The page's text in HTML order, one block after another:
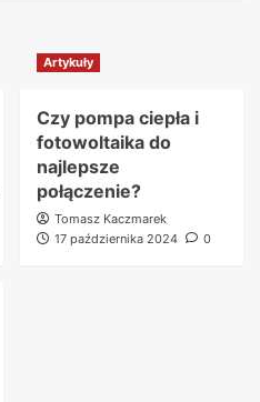
Artykuły
Czy pompa ciepła i
fotowoltaika do
najlepsze
połączenie?
Tomasz Kaczmarek
17 października 2024
0